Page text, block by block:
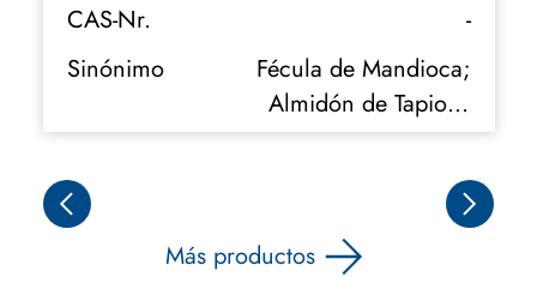
CAS-Nr.
-
Sinónimo
Fécula de Mandioca;
Almidón de Tapioca
Modificado
Más productos